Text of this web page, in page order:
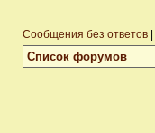
Сообщения без ответов
Список форумов